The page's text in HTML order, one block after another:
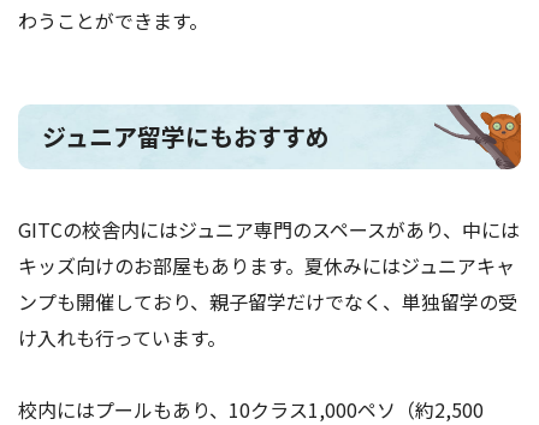
わうことができます。
ジュニア留学にもおすすめ
GITCの校舎内にはジュニア専門のスペースがあり、中には
キッズ向けのお部屋もあります。夏休みにはジュニアキャ
ンプも開催しており、親子留学だけでなく、単独留学の受
け入れも行っています。
校内にはプールもあり、10クラス1,000ペソ（約2,500